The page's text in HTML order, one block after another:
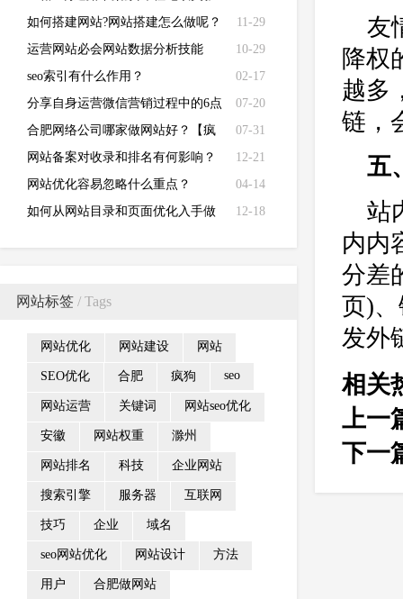
视上传
11-29
如何搭建网站?网站搭建怎么做呢？
10-29
运营网站必会网站数据分析技能
02-17
seo索引有什么作用？
07-20
分享自身运营微信营销过程中的6点
心得
07-31
合肥网络公司哪家做网站好？【疯
狗原创】
12-21
网站备案对收录和排名有何影响？
04-14
网站优化容易忽略什么重点？
12-18
如何从网站目录和页面优化入手做
网站标签 / Tags
网站优化 网站建设 网站
SEO优化 合肥 疯狗 seo
网站运营 关键词 网站seo优化
安徽 网站权重 滁州
网站排名 科技 企业网站
搜索引擎 服务器 互联网
技巧 企业 域名
seo网站优化 网站设计 方法
用户 合肥做网站
友
降权
越多
链，
五
站
内内
分差
页)
发外
相关
上一
下一